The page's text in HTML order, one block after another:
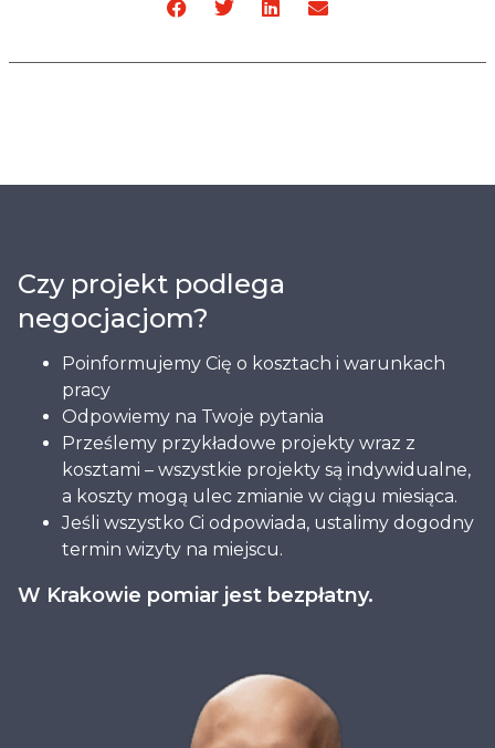
Czy projekt podlega
negocjacjom?
Poinformujemy Cię o kosztach i warunkach
pracy
Odpowiemy na Twoje pytania
Prześlemy przykładowe projekty wraz z
kosztami – wszystkie projekty są indywidualne,
a koszty mogą ulec zmianie w ciągu miesiąca.
Jeśli wszystko Ci odpowiada, ustalimy dogodny
termin wizyty na miejscu.
W Krakowie pomiar jest bezpłatny.